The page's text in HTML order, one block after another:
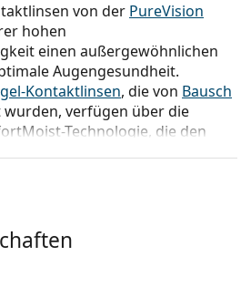
von der PureVision
hohen
einen außergewöhnlichen
Augengesundheit.
Kontaktlinsen, die von Bausch
verfügen über die
Technologie, die den
Oberfläche garantiert auch
eine scharfe und
es sich um das gleiche Produkt